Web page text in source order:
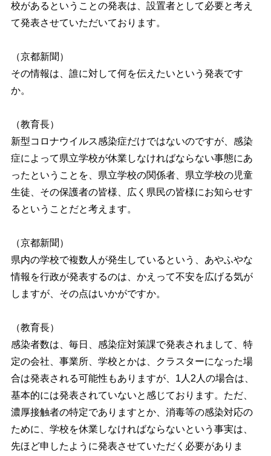
校があるということの発表は、設置者として必要と考え
て発表させていただいております。
（京都新聞）
その情報は、誰に対して何を伝えたいという発表です
か。
（教育長）
新型コロナウイルス感染症だけではないのですが、感染
症によって県立学校が休業しなければならない事態にあ
ったということを、県立学校の関係者、県立学校の児童
生徒、その保護者の皆様、広く県民の皆様にお知らせす
るということだと考えます。
（京都新聞）
県内の学校で複数人が発生しているという、あやふやな
情報を行政が発表するのは、かえって不安を広げる気が
しますが、その点はいかがですか。
（教育長）
感染者数は、毎日、感染症対策課で発表されまして、特
定の会社、事業所、学校とかは、クラスターになった場
合は発表される可能性もありますが、1人2人の場合は、
基本的には発表されていないと感じております。ただ、
濃厚接触者の特定でありますとか、消毒等の感染対応の
ために、学校を休業しなければならないという事実は、
先ほど申したように発表させていただく必要がありま